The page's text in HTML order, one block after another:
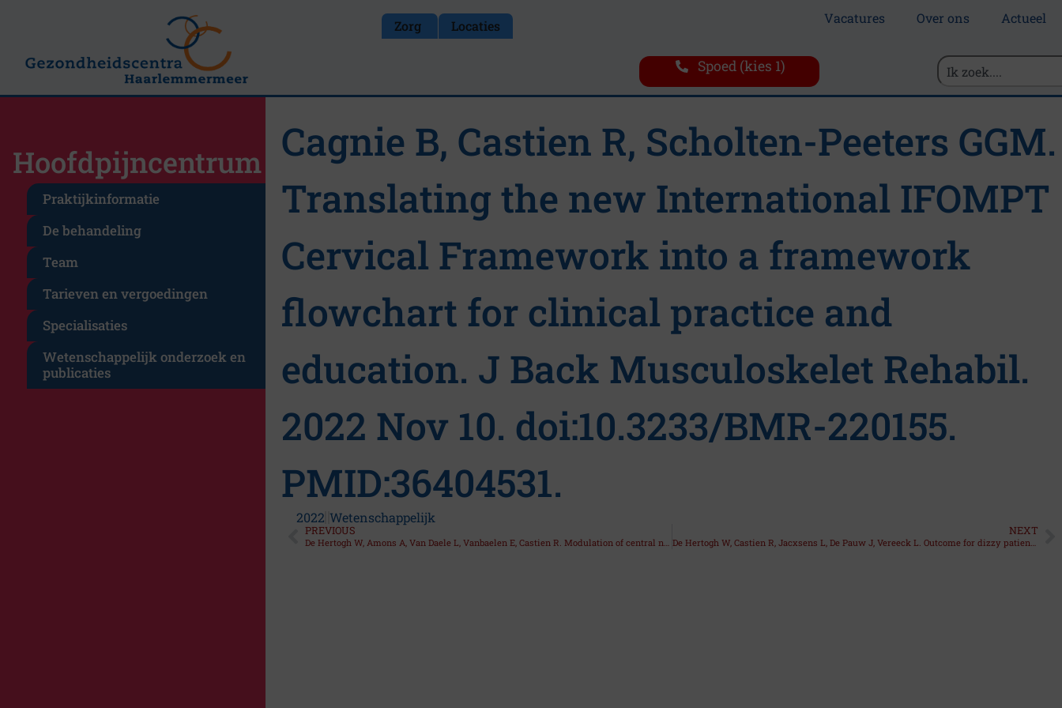
Vacatures Over ons Actueel
Zorg Locaties
Spoed (kies 1)
Hoofdpijncentrum
Praktijkinformatie
De behandeling
Team
Tarieven en vergoedingen
Specialisaties
Wetenschappelijk onderzoek en
publicaties
Cagnie B, Castien R, Scholten-Peeters GGM.
Translating the new International IFOMPT
Cervical Framework into a framework
flowchart for clinical practice and
education. J Back Musculoskelet Rehabil.
2022 Nov 10. doi:10.3233/BMR-220155.
PMID:36404531.
2022 Wetenschappelijk
PREVIOUS
De Hertogh W, Amons A, Van Daele L, Vanbaelen E, Castien R. Modulation of central nociceptive transmission by manual pressure techniques in patients with migraine: an observational study. J Clin Med. 2022 Oct 25;11(21):6273. doi:10.3390/jcm11216273. PMID:36362501.
NEXT
De Hertogh W, Castien R, Jacxsens L, De Pauw J, Vereeck L. Outcome for dizzy patients in a physiotherapy practice: an observational study. Ann Med. 2022 Dec;54(1):1787–1796. doi:10.1080/07853890.2022.2091790. PMID:35786105.